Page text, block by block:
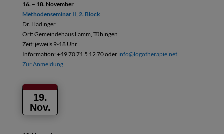
16. – 18. November
Methodenseminar II, 2. Block
Dr. Hadinger
Ort: Gemeindehaus Lamm, Tübingen
Zeit: jeweils 9-18 Uhr
Information: +49 70 71 5 12 70 oder info@logotherapie.net
Zur Anmeldung
19.
Nov.